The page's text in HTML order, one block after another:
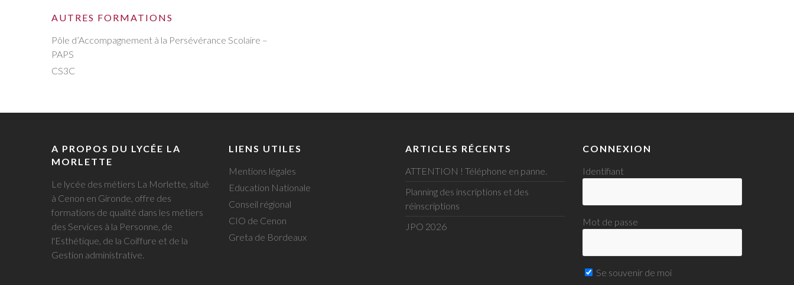
AUTRES FORMATIONS
Pôle d’Accompagnement à la Persévérance Scolaire –
PAPS
CS3C
A PROPOS DU LYCÉE LA
MORLETTE
Le lycée des métiers La Morlette, situé
à Cenon en Gironde, offre des
formations de qualité dans les métiers
des Services à la Personne, de
l'Esthétique, de la Coiffure et de la
Gestion administrative.
LIENS UTILES
Mentions légales
Education Nationale
Conseil régional
CIO de Cenon
Greta de Bordeaux
ARTICLES RÉCENTS
ATTENTION ! Téléphone en panne.
Planning des inscriptions et des
réinscriptions
JPO 2026
CONNEXION
Identifiant
Mot de passe
Se souvenir de moi